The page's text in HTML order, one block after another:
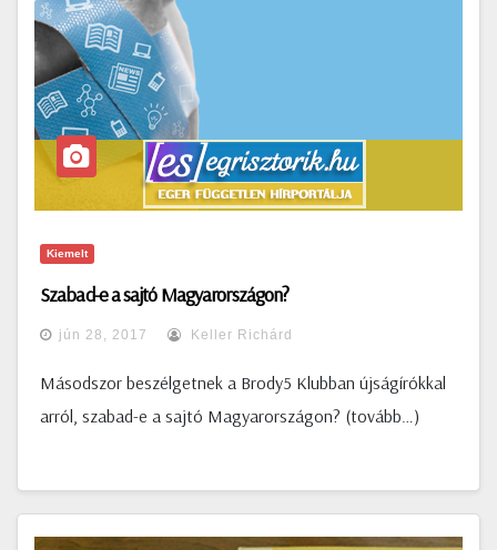
Kiemelt
Szabad-e a sajtó Magyarországon?
jún 28, 2017 Keller Richárd
Másodszor beszélgetnek a Brody5 Klubban újságírókkal
arról, szabad-e a sajtó Magyarországon? (tovább…)